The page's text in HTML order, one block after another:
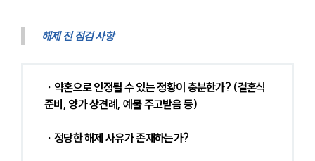
해제 전 점검 사항
∙ 약혼으로 인정될 수 있는 정황이 충분한가? (결혼식
준비, 양가 상견례, 예물 주고받음 등)
∙ 정당한 해제 사유가 존재하는가?